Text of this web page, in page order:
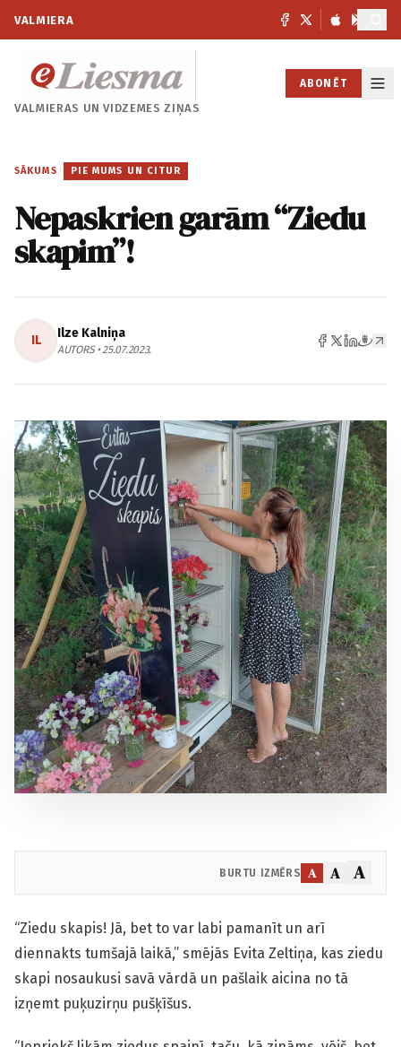
VALMIERA
VALMIERAS UNVIDZEMES ZIŅAS
ABONĒT
SĀKUMS / PIE MUMS UN CITUR
Nepaskrien garām “Ziedu
skapim”!
IL Ilze Kalniņa
AUTORS • 25.07.2023.
BURTU IZMĒRS A A A
“Ziedu skapis! Jā, bet to var labi pamanīt un arī
diennakts tumšajā laikā,” smējās Evita Zeltiņa, kas ziedu
skapi nosaukusi savā vārdā un pašlaik aicina no tā
izņemt puķuzirņu pušķīšus.